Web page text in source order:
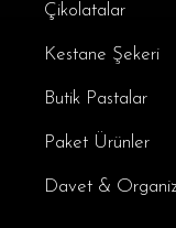
Çikolatalar
Kestane Şekeri
Butik Pastalar
Paket Ürünler
Davet &